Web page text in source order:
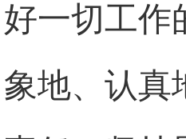
好一切工作
象地、认真